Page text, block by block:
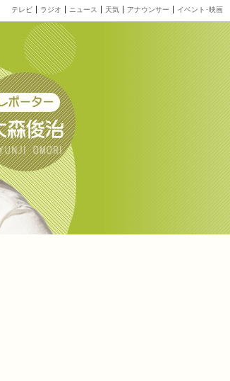
テレビ ラジオ ニュース 天気 アナウンサー イベント･映画